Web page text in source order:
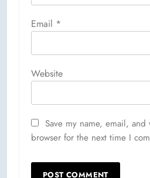
Email *
Website
Save my name, email,
browser for the next time I